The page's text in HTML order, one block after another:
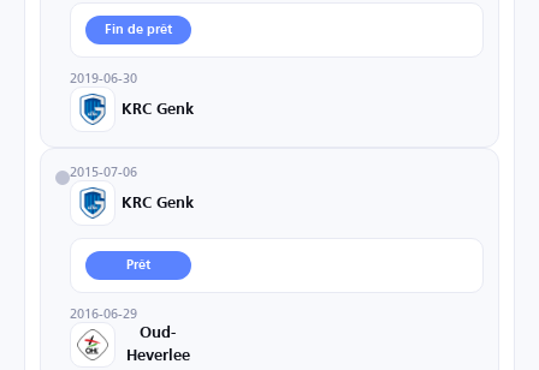
Fin de prêt
2019-06-30
KRC Genk
2015-07-06
KRC Genk
Prêt
2016-06-29
Oud-
Heverlee